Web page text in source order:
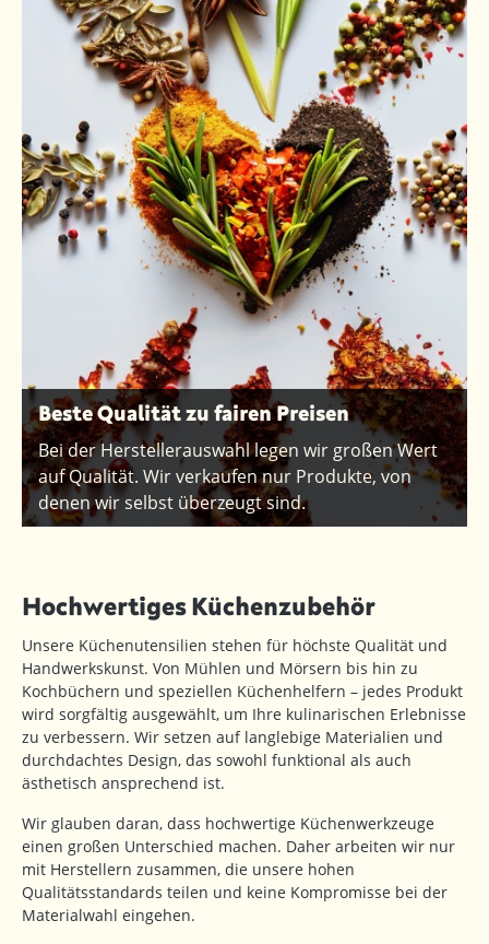
Beste Qualität zu fairen Preisen
Bei der Herstellerauswahl legen wir großen Wert
auf Qualität. Wir verkaufen nur Produkte, von
denen wir selbst überzeugt sind.
Hochwertiges Küchenzubehör
Unsere Küchenutensilien stehen für höchste Qualität und
Handwerkskunst. Von Mühlen und Mörsern bis hin zu
Kochbüchern und speziellen Küchenhelfern – jedes Produkt
wird sorgfältig ausgewählt, um Ihre kulinarischen Erlebnisse
zu verbessern. Wir setzen auf langlebige Materialien und
durchdachtes Design, das sowohl funktional als auch
ästhetisch ansprechend ist.
Wir glauben daran, dass hochwertige Küchenwerkzeuge
einen großen Unterschied machen. Daher arbeiten wir nur
mit Herstellern zusammen, die unsere hohen
Qualitätsstandards teilen und keine Kompromisse bei der
Materialwahl eingehen.